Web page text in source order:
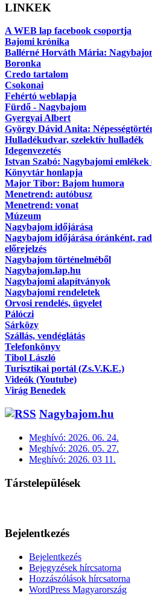
LINKEK
A WEB lap facebook csoportja
Bajomi krónika
Ballérné Horváth Mária:
Boronka
Credo tartalom
Csokonai
Fehértó weblapja
Fürdő - Nagybajom
Gyergyai Albert
György Dávid Anita:
Hulladékudvar, szelektív hulladék
Idegenvezetés
Istvan Szabó: Nagybajomi
Könyvtár honlapja
Major Tibor: Bajom humora
Menetrend: autóbusz
Menetrend: vonat
Múzeum
Nagybajom időjárása
Nagybajom időjárása óránként,
előrejelzés
Nagybajom történelméből
Nagybajom.lap.hu
Nagybajomi alapítványok
Nagybajomi rendeletek
Orvosi rendelés, ügyelet
Pálóczi
Sárközy
Szállás, vendéglátás
Telefonkönyv
Tibol László
Turisztikai portál (Zs.V.K.E.)
Videók (Youtube)
Virág Benedek
Nagybajom.hu
Meghívó: 2026. 06. 24.
Meghívó: 2026. 05. 27.
Meghívó: 2026. 03 11.
Társtelepülések
Bejelentkezés
Bejelentkezés
Bejegyzések hírcsatorna
Hozzászólások hírcsatorna
WordPress Magyarország